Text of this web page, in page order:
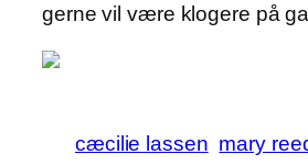
gerne vil være klogere på
cæcilie lassen mary